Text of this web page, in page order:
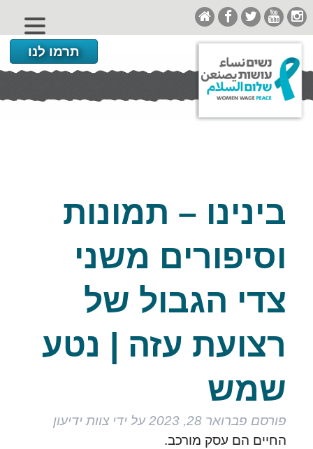
תרמו לנו
בינינו – תמונות
וסיפורים משני
צדי הגבול של
רצועת עזה | נטע
שמש
פורסם פברואר 28, 2023 על ידי צוות ידיעון
החיים הם עסק מורכב.